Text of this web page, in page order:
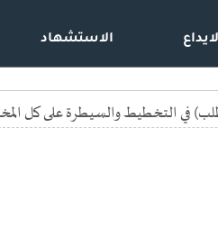
الاستشهاد
في التخطيط والسيطرة على كل